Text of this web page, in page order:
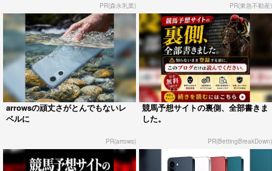
PR(森永乳業) PR(東急不動産)
arrowsの頑丈さがとんでもないレ
ベルに
PR(arrows)
競馬予想サイトの裏側、全部書きま
した。
PR(BettingBreakDown)